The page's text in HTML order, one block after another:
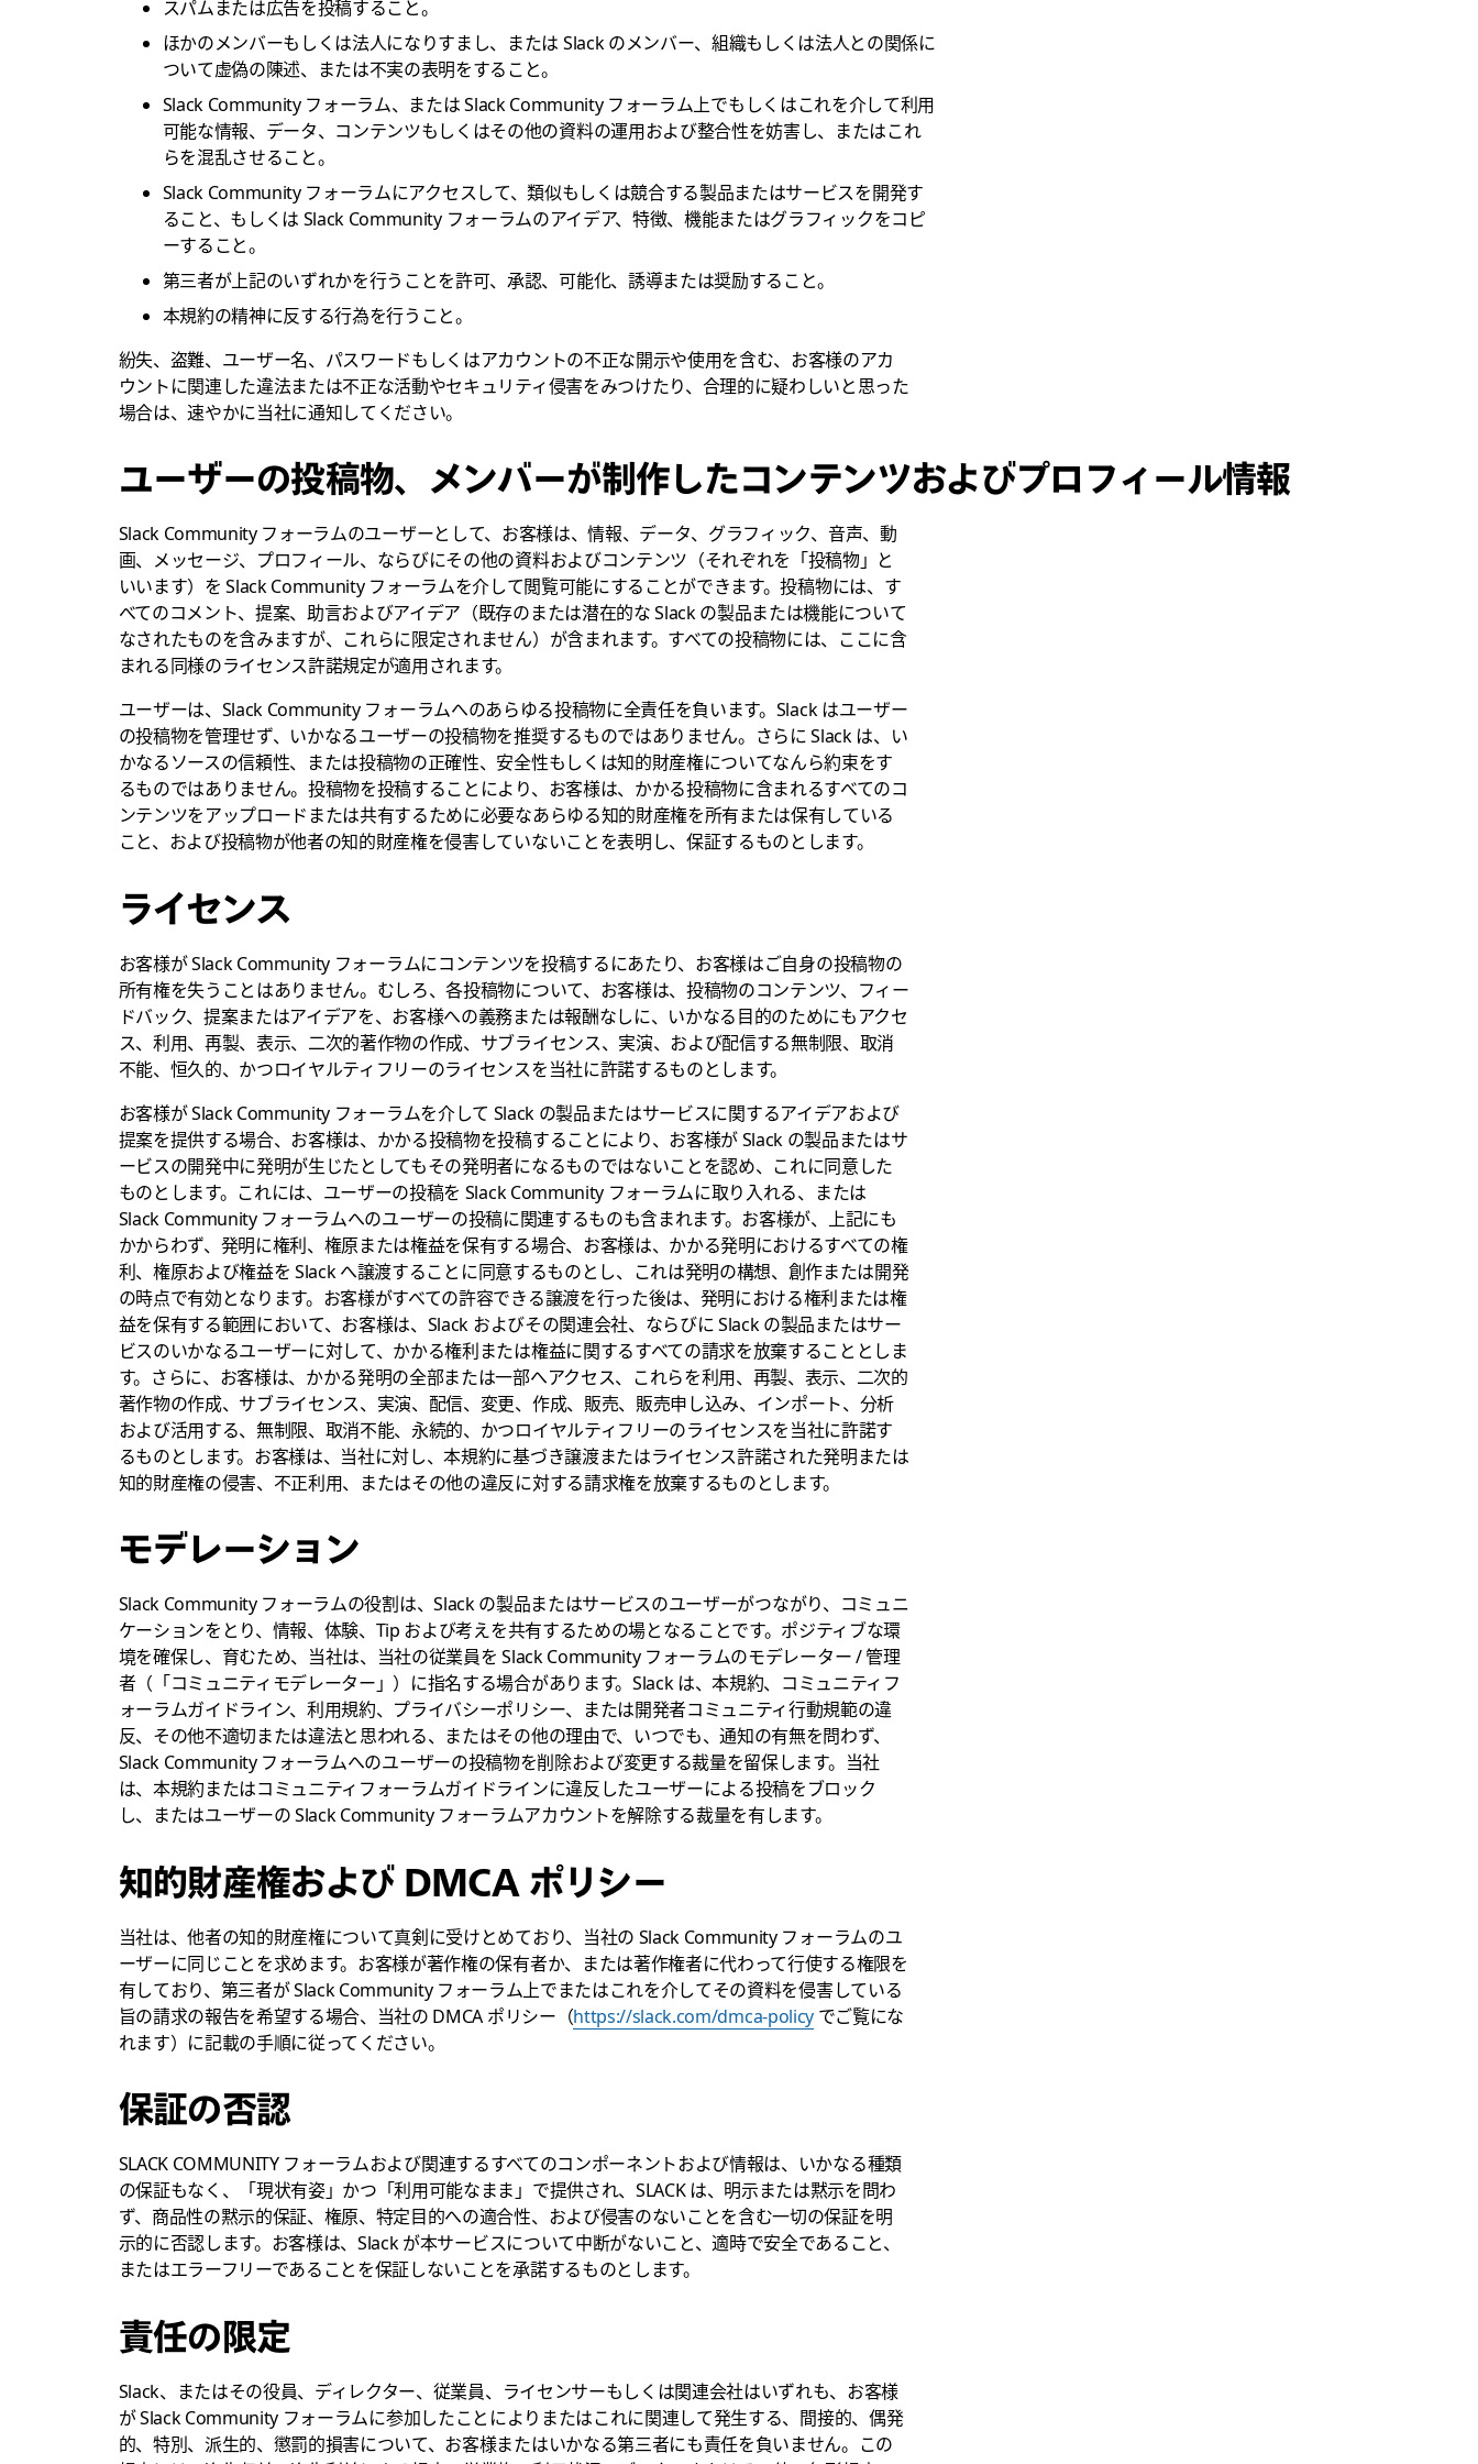
スパムまたは広告を投稿すること。
ほかのメンバーもしくは法人になりすまし、または Slack のメンバー、組織もしくは法人との関係に
ついて虚偽の陳述、または不実の表明をすること。
Slack Community フォーラム、または Slack Community フォーラム上でもしくはこれを介して利用
可能な情報、データ、コンテンツもしくはその他の資料の運用および整合性を妨害し、またはこれ
らを混乱させること。
Slack Community フォーラムにアクセスして、類似もしくは競合する製品またはサービスを開発す
ること、もしくは Slack Community フォーラムのアイデア、特徴、機能またはグラフィックをコピ
ーすること。
第三者が上記のいずれかを行うことを許可、承認、可能化、誘導または奨励すること。
本規約の精神に反する行為を行うこと。
紛失、盗難、ユーザー名、パスワードもしくはアカウントの不正な開示や使用を含む、お客様のアカ
ウントに関連した違法または不正な活動やセキュリティ侵害をみつけたり、合理的に疑わしいと思った
場合は、速やかに当社に通知してください。
ユーザーの投稿物、メンバーが制作したコンテンツおよびプロフィール情報
Slack Community フォーラムのユーザーとして、お客様は、情報、データ、グラフィック、音声、動
画、メッセージ、プロフィール、ならびにその他の資料およびコンテンツ（それぞれを「投稿物」と
いいます）を Slack Community フォーラムを介して閲覧可能にすることができます。投稿物には、す
べてのコメント、提案、助言およびアイデア（既存のまたは潜在的な Slack の製品または機能について
なされたものを含みますが、これらに限定されません）が含まれます。すべての投稿物には、ここに含
まれる同様のライセンス許諾規定が適用されます。
ユーザーは、Slack Community フォーラムへのあらゆる投稿物に全責任を負います。Slack はユーザー
の投稿物を管理せず、いかなるユーザーの投稿物を推奨するものではありません。さらに Slack は、い
かなるソースの信頼性、または投稿物の正確性、安全性もしくは知的財産権についてなんら約束をす
るものではありません。投稿物を投稿することにより、お客様は、かかる投稿物に含まれるすべてのコ
ンテンツをアップロードまたは共有するために必要なあらゆる知的財産権を所有または保有している
こと、および投稿物が他者の知的財産権を侵害していないことを表明し、保証するものとします。
ライセンス
お客様が Slack Community フォーラムにコンテンツを投稿するにあたり、お客様はご自身の投稿物の
所有権を失うことはありません。むしろ、各投稿物について、お客様は、投稿物のコンテンツ、フィー
ドバック、提案またはアイデアを、お客様への義務または報酬なしに、いかなる目的のためにもアクセ
ス、利用、再製、表示、二次的著作物の作成、サブライセンス、実演、および配信する無制限、取消
不能、恒久的、かつロイヤルティフリーのライセンスを当社に許諾するものとします。
お客様が Slack Community フォーラムを介して Slack の製品またはサービスに関するアイデアおよび
提案を提供する場合、お客様は、かかる投稿物を投稿することにより、お客様が Slack の製品またはサ
ービスの開発中に発明が生じたとしてもその発明者になるものではないことを認め、これに同意した
ものとします。これには、ユーザーの投稿を Slack Community フォーラムに取り入れる、または
Slack Community フォーラムへのユーザーの投稿に関連するものも含まれます。お客様が、上記にも
かからわず、発明に権利、権原または権益を保有する場合、お客様は、かかる発明におけるすべての権
利、権原および権益を Slack へ譲渡することに同意するものとし、これは発明の構想、創作または開発
の時点で有効となります。お客様がすべての許容できる譲渡を行った後は、発明における権利または権
益を保有する範囲において、お客様は、Slack およびその関連会社、ならびに Slack の製品またはサー
ビスのいかなるユーザーに対して、かかる権利または権益に関するすべての請求を放棄することとしま
す。さらに、お客様は、かかる発明の全部または一部へアクセス、これらを利用、再製、表示、二次的
著作物の作成、サブライセンス、実演、配信、変更、作成、販売、販売申し込み、インポート、分析
および活用する、無制限、取消不能、永続的、かつロイヤルティフリーのライセンスを当社に許諾す
るものとします。お客様は、当社に対し、本規約に基づき譲渡またはライセンス許諾された発明または
知的財産権の侵害、不正利用、またはその他の違反に対する請求権を放棄するものとします。
モデレーション
Slack Community フォーラムの役割は、Slack の製品またはサービスのユーザーがつながり、コミュニ
ケーションをとり、情報、体験、Tip および考えを共有するための場となることです。ポジティブな環
境を確保し、育むため、当社は、当社の従業員を Slack Community フォーラムのモデレーター / 管理
者（「コミュニティモデレーター」）に指名する場合があります。Slack は、本規約、コミュニティフ
ォーラムガイドライン、利用規約、プライバシーポリシー、または開発者コミュニティ行動規範の違
反、その他不適切または違法と思われる、またはその他の理由で、いつでも、通知の有無を問わず、
Slack Community フォーラムへのユーザーの投稿物を削除および変更する裁量を留保します。当社
は、本規約またはコミュニティフォーラムガイドラインに違反したユーザーによる投稿をブロック
し、またはユーザーの Slack Community フォーラムアカウントを解除する裁量を有します。
知的財産権および DMCA ポリシー
当社は、他者の知的財産権について真剣に受けとめており、当社の Slack Community フォーラムのユ
ーザーに同じことを求めます。お客様が著作権の保有者か、または著作権者に代わって行使する権限を
有しており、第三者が Slack Community フォーラム上でまたはこれを介してその資料を侵害している
旨の請求の報告を希望する場合、当社の DMCA ポリシー（https://slack.com/dmca-policyでご覧にな
れます）に記載の手順に従ってください。
保証の否認
SLACK COMMUNITY フォーラムおよび関連するすべてのコンポーネントおよび情報は、いかなる種類
の保証もなく、「現状有姿」かつ「利用可能なまま」で提供され、SLACK は、明示または黙示を問わ
ず、商品性の黙示的保証、権原、特定目的への適合性、および侵害のないことを含む一切の保証を明
示的に否認します。お客様は、Slack が本サービスについて中断がないこと、適時で安全であること、
またはエラーフリーであることを保証しないことを承諾するものとします。
責任の限定
Slack、またはその役員、ディレクター、従業員、ライセンサーもしくは関連会社はいずれも、お客様
が Slack Community フォーラムに参加したことによりまたはこれに関連して発生する、間接的、偶発
的、特別、派生的、懲罰的損害について、お客様またはいかなる第三者にも責任を負いません。この